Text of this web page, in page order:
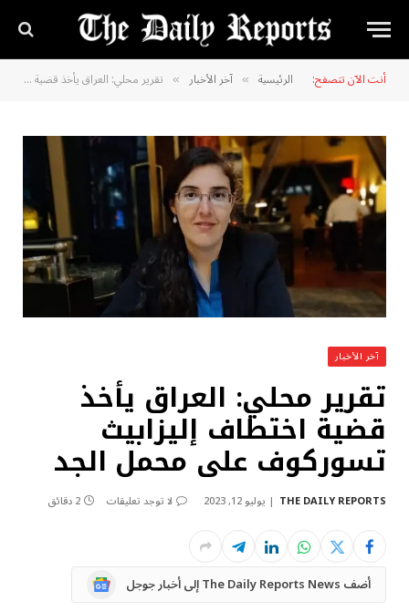
أنت الآن تتصفح: الرئيسية » آخر الأخبار » تقرير محلي: العراق يأخذ قضية اختطاف إليزابيث تسوركوف على محمل الجد
آخر الأخبار
تقرير محلي: العراق يأخذ
قضية اختطاف إليزابيث
تسوركوف على محمل الجد
THE DAILY REPORTS يوليو 12, 2023 لا توجد تعليقات 2 دقائق
أضف The Daily Reports News إلى أخبار جوجل Google
News